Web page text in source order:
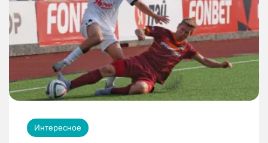
Интересное